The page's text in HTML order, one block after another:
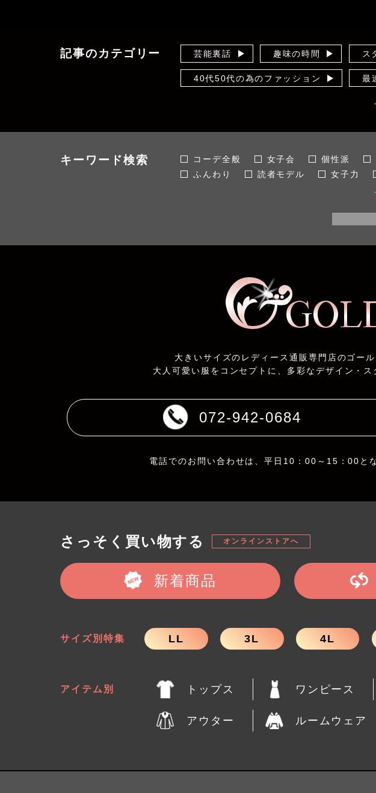
記事のカテゴリー 芸能裏話 趣味の時間 ス
40代50代の為のファッション 最
知って得す
キーワード検索 コーデ全般 女子会 個性派
ふんわり
読者モデル 女子力
大きいサイズのレディース通販専門店のゴー
大人可愛い服をコンセプトに、多彩なデザイン・
072-942-0684
電話でのお問い合わせは、平日10：00～15：00と
さっそく買い物する オンラインストアへ
新着商品
サイズ別特集 LL 3L 4L
アイテム別 トップス ワンピース
アウター ルームウェア